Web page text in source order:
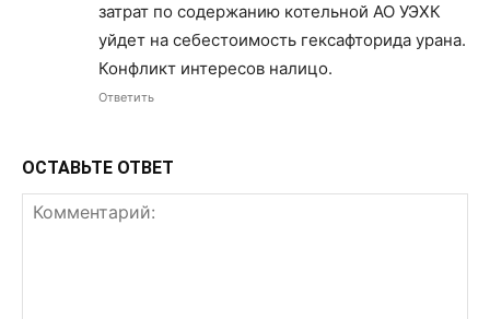
затрат по содержанию котельной АО УЭХК
уйдет на себестоимость гексафторида урана.
Конфликт интересов налицо.
Ответить
ОСТАВЬТЕ ОТВЕТ